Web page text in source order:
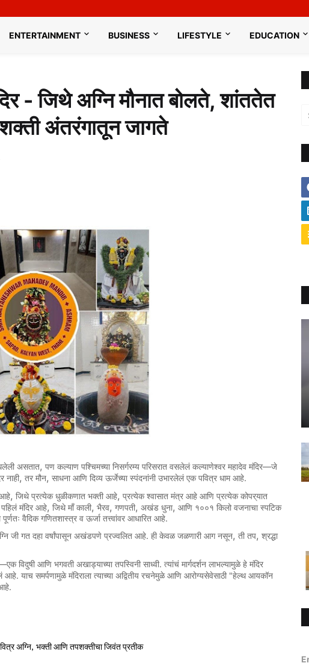
ENTERTAINMENT BUSINESS LIFESTYLE EDUCATION
- जिथे अग्नि मौनात बोलते, शांततेत
अंतरंगातून जागते
असतात, पण कल्याण पश्चिमच्या निसर्गरम्य परिसरात वसलेलं कल्याणेश्वर महादेव मंदिर—जे
नाही, तर मौन, साधना आणि दिव्य ऊर्जेच्या स्पंदनांनी उभारलेलं एक पवित्र धाम आहे.
, जिथे प्रत्येक धुळीकणात भक्ती आहे, प्रत्येक श्वासात मंत्र आहे आणि प्रत्येक कोपर्यात
पहिलं मंदिर आहे, जिथे माँ काली, भैरव, गणपती, अखंड धुना, आणि १००१ किलो वजनाचा स्पटिक
पूर्णतः वैदिक गणितशास्त्र व ऊर्जा तत्त्वांवर आधारित आहे.
जी गत दहा वर्षांपासून अखंडपणे प्रज्वलित आहे. ही केवळ जळणारी आग नसून, ती तप, श्रद्धा
एक विदुषी आणि भगवती अखाड्याच्या तपस्विनी साध्वी. त्यांचं मार्गदर्शन लाभल्यामुळे हे मंदिर
आहे. याच समर्पणामुळे मंदिराला त्याच्या अद्वितीय रचनेमुळे आणि आरोग्यसेवेसाठी"हेल्थ आयकॉन
.
अग्नि, भक्ती आणि तपशक्तीचा जिवंत प्रतीक